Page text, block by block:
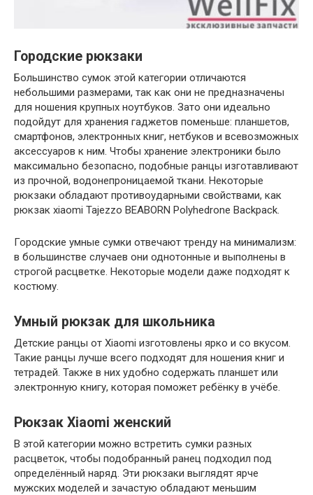
Городские рюкзаки
Большинство сумок этой категории отличаются
небольшими размерами, так как они не предназначены
для ношения крупных ноутбуков. Зато они идеально
подойдут для хранения гаджетов поменьше: планшетов,
смартфонов, электронных книг, нетбуков и всевозможных
аксессуаров к ним. Чтобы хранение электроники было
максимально безопасно, подобные ранцы изготавливают
из прочной, водонепроницаемой ткани. Некоторые
рюкзаки обладают противоударными свойствами, как
рюкзак xiaomi Tajezzo BEABORN Polyhedrone Backpack.
Городские умные сумки отвечают тренду на минимализм:
в большинстве случаев они однотонные и выполнены в
строгой расцветке. Некоторые модели даже подходят к
костюму.
Умный рюкзак для школьника
Детские ранцы от Xiaomi изготовлены ярко и со вкусом.
Такие ранцы лучше всего подходят для ношения книг и
тетрадей. Также в них удобно содержать планшет или
электронную книгу, которая поможет ребёнку в учёбе.
Рюкзак Xiaomi женский
В этой категории можно встретить сумки разных
расцветок, чтобы подобранный ранец подходил под
определённый наряд. Эти рюкзаки выглядят ярче
мужских моделей и зачастую обладают меньшим